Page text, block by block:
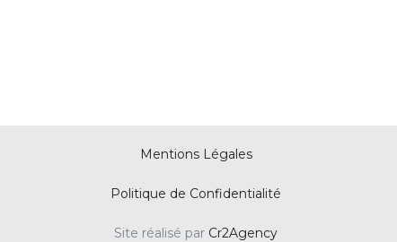
Mentions Légales
Politique de Confidentialité
Site réalisé par Cr2Agency